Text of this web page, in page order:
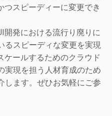
つスピーディーに変更でき
開発における流行り廃りに
るスピーディな変更を実現
ケールするためのクラウド
実現を担う人材育成のため
します。ぜひお気軽にご参